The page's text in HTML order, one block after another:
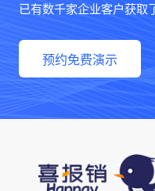
已有数千家企业客户获取
预约免费演示